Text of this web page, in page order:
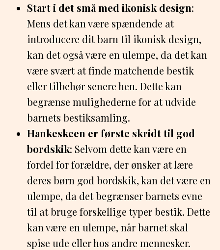
Start i det små med ikonisk design:
Mens det kan være spændende at
introducere dit barn til ikonisk design,
kan det også være en ulempe, da det kan
være svært at finde matchende bestik
eller tilbehør senere hen. Dette kan
begrænse mulighederne for at udvide
barnets bestiksamling.
Hankeskeen er første skridt til god
bordskik: Selvom dette kan være en
fordel for forældre, der ønsker at lære
deres børn god bordskik, kan det være en
ulempe, da det begrænser barnets evne
til at bruge forskellige typer bestik. Dette
kan være en ulempe, når barnet skal
spise ude eller hos andre mennesker.